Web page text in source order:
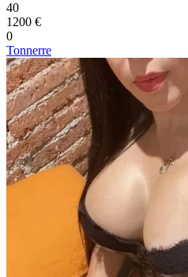
40
1200 €
0
Tonnerre